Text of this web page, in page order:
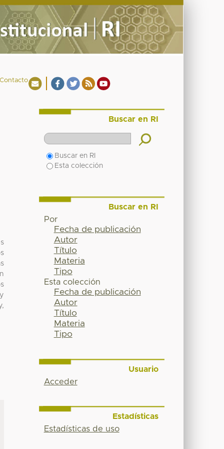
Contacto
Buscar en RI
Buscar en RI
Esta colección
Buscar en RI
Por
Fecha de publicación
Autor
Título
Materia
Tipo
Esta colección
Fecha de publicación
Autor
Título
Materia
Tipo
Usuario
Acceder
Estadísticas
Estadísticas de uso